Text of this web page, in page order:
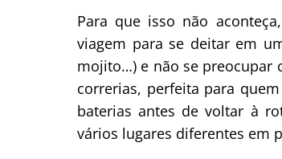
Para que isso não
viagem para se deitar em
mojito…) e não se preocupar
correrias, perfeita para
baterias antes de voltar à
vários lugares diferentes em